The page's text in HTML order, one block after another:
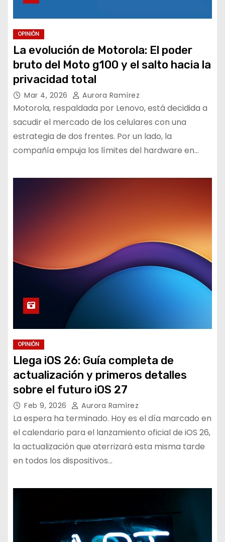
OPINIÓN
La evolución de Motorola: El poder
bruto del Moto g100 y el salto hacia la
privacidad total
Mar 4, 2026 Aurora Ramírez
Motorola, respaldada por Lenovo, está decidida a
sacudir el mercado de los celulares con una
estrategia de dos frentes. Por un lado, la
compañía empuja los límites del hardware en…
OPINIÓN
Llega iOS 26: Guía completa de
actualización y primeros detalles
sobre el futuro iOS 27
Feb 9, 2026 Aurora Ramírez
La espera ha terminado. Hoy es el día marcado en
el calendario para el lanzamiento oficial de iOS 26,
la actualización que aterrizará esta misma tarde
en todos los dispositivos…